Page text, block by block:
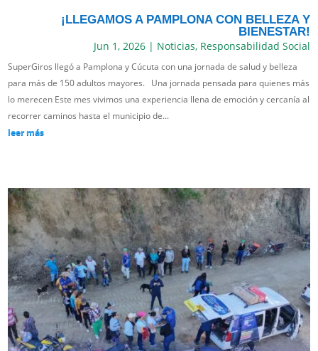
¡LLEGAMOS A PAMPLONA CON BELLEZA Y
BIENESTAR!
Jun 1, 2026| Noticias, Responsabilidad Social
SuperGiros llegó a Pamplona y Cúcuta con una jornada de salud y belleza
para más de 150 adultos mayores. Una jornada pensada para quienes más
lo merecen Este mes vivimos una experiencia llena de emoción y cercanía al
recorrer caminos hasta el municipio de...
leer más